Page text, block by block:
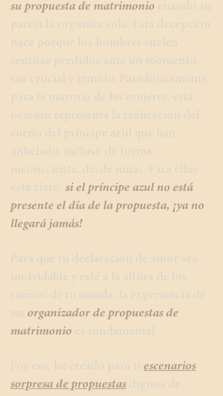
su propuesta de matrimonio cuando su
pareja la organiza sola. Esta decepción
nace porque los hombres suelen
sentirse perdidos ante un momento
tan crucial y temido. Paradójicamente,
para la mayoría de las mujeres, esta
ocasión representa la realización del
sueño del príncipe azul que han
anhelado, incluso de forma
inconsciente, desde niñas. Para ellas
está claro: si el príncipe azul no está
presente el día de la propuesta, ¡ya no
llegará jamás!
Para que tu declaración de amor sea
inolvidable y esté a la altura de los
sueños de tu amada, la experiencia de
un organizador de propuestas de
matrimonio es fundamental.
Por eso, he creado para ti escenarios
sorpresa de propuestas dignos de